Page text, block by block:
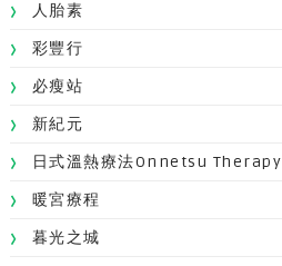
人胎素
彩豐行
必瘦站
新紀元
日式溫熱療法Onnetsu Therapy
暖宮療程
暮光之城